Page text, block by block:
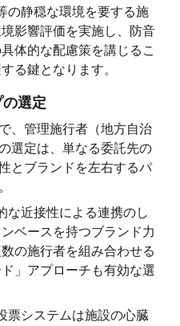
の静穏な環境を要する施
影響評価を実施し、防音
体的な配慮策を講じるこ
る鍵となります。
選定
、管理施行者（地方自治
選定は、単なる委託先の
とブランドを左右するパ
な近接性による連携のし
ベースを持つブランド力
の施行者を組み合わせる
」アプローチも有効な選
票システムは施設の心臓